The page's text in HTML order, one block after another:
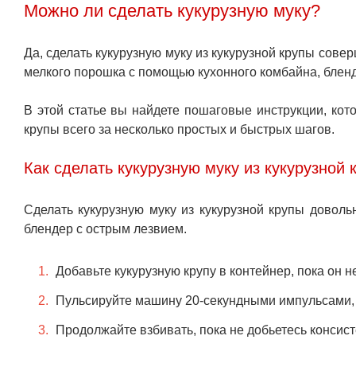
Можно ли сделать кукурузную муку?
Да, сделать кукурузную муку из кукурузной крупы
мелкого порошка с помощью кухонного комбайна,
В этой статье вы найдете пошаговые инструкции,
крупы всего за несколько простых и быстрых шагов.
Как сделать кукурузную муку из кукурузной
Сделать кукурузную муку из кукурузной крупы
блендер с острым лезвием.
Добавьте кукурузную крупу в контейнер, пока он
Пульсируйте машину 20-секундными
Продолжайте взбивать, пока не добьетесь